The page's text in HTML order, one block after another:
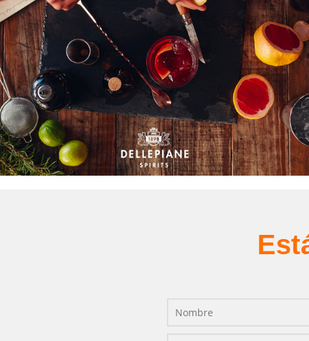
Dellepiane
decidió lanzar una nueva línes de licores muy
diferente a su clásica línea Tres Plumas. La idea fue lanzar
“Golden Age” una familia de licores Premium.
Se eligió una botella muy particular con reminisencias Art Deco.
Definimos una estética de época elegante, diseñamos todas las
etiquetas y la web de presentación del producto.